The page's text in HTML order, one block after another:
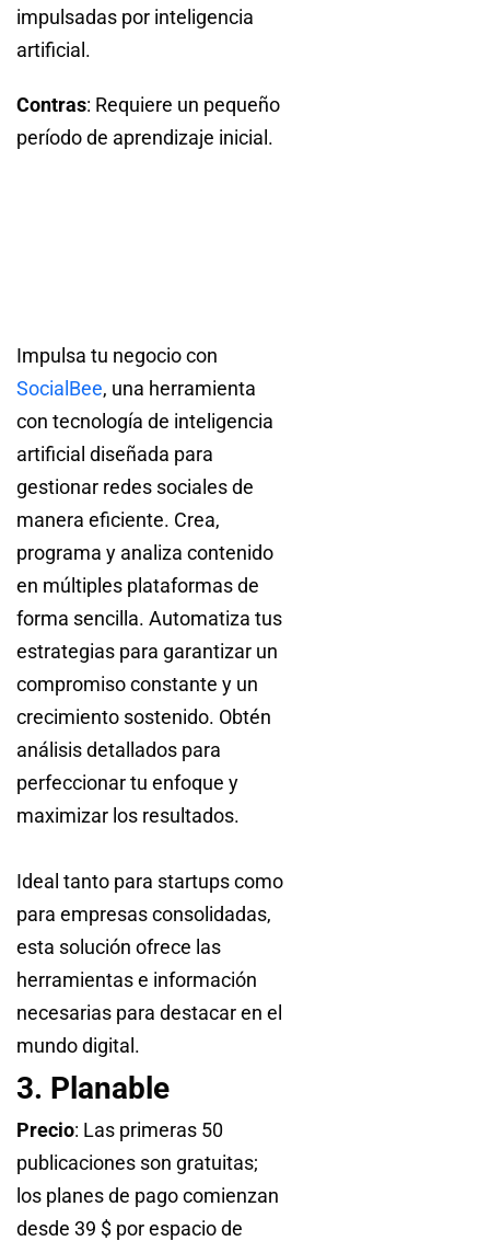
impulsadas por inteligencia
artificial.
Contras: Requiere un pequeño
período de aprendizaje inicial.
Impulsa tu negocio con
SocialBee, una herramienta
con tecnología de inteligencia
artificial diseñada para
gestionar redes sociales de
manera eficiente. Crea,
programa y analiza contenido
en múltiples plataformas de
forma sencilla. Automatiza tus
estrategias para garantizar un
compromiso constante y un
crecimiento sostenido. Obtén
análisis detallados para
perfeccionar tu enfoque y
maximizar los resultados.
Ideal tanto para startups como
para empresas consolidadas,
esta solución ofrece las
herramientas e información
necesarias para destacar en el
mundo digital.
3. Planable
Precio: Las primeras 50
publicaciones son gratuitas;
los planes de pago comienzan
desde 39 $ por espacio de